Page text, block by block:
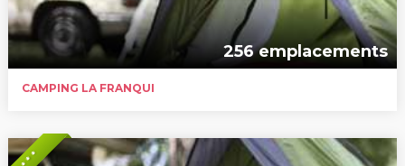
256 emplacements
CAMPING LA FRANQUI
* * *